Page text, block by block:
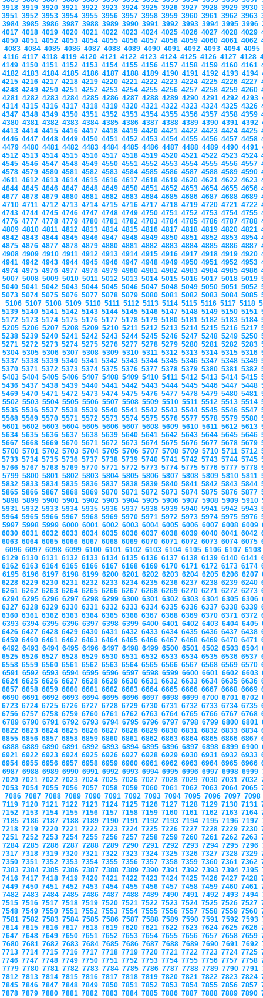
3918 3919 3920 3921 3922 3923 3924 3925 3926 3927 3928 3929 3930
3951 3952 3953 3954 3955 3956 3957 3958 3959 3960 3961 3962 3963
3984 3985 3986 3987 3988 3989 3990 3991 3992 3993 3994 3995 3996
4017 4018 4019 4020 4021 4022 4023 4024 4025 4026 4027 4028 4029
4050 4051 4052 4053 4054 4055 4056 4057 4058 4059 4060 4061 4062
4083 4084 4085 4086 4087 4088 4089 4090 4091 4092 4093 4094 4095
4116 4117 4118 4119 4120 4121 4122 4123 4124 4125 4126 4127 4128
4149 4150 4151 4152 4153 4154 4155 4156 4157 4158 4159 4160 4161
4182 4183 4184 4185 4186 4187 4188 4189 4190 4191 4192 4193 4194
4215 4216 4217 4218 4219 4220 4221 4222 4223 4224 4225 4226 4227
4248 4249 4250 4251 4252 4253 4254 4255 4256 4257 4258 4259 4260
4281 4282 4283 4284 4285 4286 4287 4288 4289 4290 4291 4292 4293
4314 4315 4316 4317 4318 4319 4320 4321 4322 4323 4324 4325 4326
4347 4348 4349 4350 4351 4352 4353 4354 4355 4356 4357 4358 4359
4380 4381 4382 4383 4384 4385 4386 4387 4388 4389 4390 4391 4392
4413 4414 4415 4416 4417 4418 4419 4420 4421 4422 4423 4424 4425
4446 4447 4448 4449 4450 4451 4452 4453 4454 4455 4456 4457 4458
4479 4480 4481 4482 4483 4484 4485 4486 4487 4488 4489 4490 4491
4512 4513 4514 4515 4516 4517 4518 4519 4520 4521 4522 4523 4524
4545 4546 4547 4548 4549 4550 4551 4552 4553 4554 4555 4556 4557
4578 4579 4580 4581 4582 4583 4584 4585 4586 4587 4588 4589 4590
4611 4612 4613 4614 4615 4616 4617 4618 4619 4620 4621 4622 4623
4644 4645 4646 4647 4648 4649 4650 4651 4652 4653 4654 4655 4656
4677 4678 4679 4680 4681 4682 4683 4684 4685 4686 4687 4688 4689
4710 4711 4712 4713 4714 4715 4716 4717 4718 4719 4720 4721 4722
4743 4744 4745 4746 4747 4748 4749 4750 4751 4752 4753 4754 4755
4776 4777 4778 4779 4780 4781 4782 4783 4784 4785 4786 4787 4788
4809 4810 4811 4812 4813 4814 4815 4816 4817 4818 4819 4820 4821
4842 4843 4844 4845 4846 4847 4848 4849 4850 4851 4852 4853 4854
4875 4876 4877 4878 4879 4880 4881 4882 4883 4884 4885 4886 4887
4908 4909 4910 4911 4912 4913 4914 4915 4916 4917 4918 4919 4920
4941 4942 4943 4944 4945 4946 4947 4948 4949 4950 4951 4952 4953
4974 4975 4976 4977 4978 4979 4980 4981 4982 4983 4984 4985 4986
5007 5008 5009 5010 5011 5012 5013 5014 5015 5016 5017 5018 5019
5040 5041 5042 5043 5044 5045 5046 5047 5048 5049 5050 5051 5052
5073 5074 5075 5076 5077 5078 5079 5080 5081 5082 5083 5084 5085
5106 5107 5108 5109 5110 5111 5112 5113 5114 5115 5116 5117 5118
5139 5140 5141 5142 5143 5144 5145 5146 5147 5148 5149 5150 5151
5172 5173 5174 5175 5176 5177 5178 5179 5180 5181 5182 5183 5184
5205 5206 5207 5208 5209 5210 5211 5212 5213 5214 5215 5216 5217
5238 5239 5240 5241 5242 5243 5244 5245 5246 5247 5248 5249 5250
5271 5272 5273 5274 5275 5276 5277 5278 5279 5280 5281 5282 5283
5304 5305 5306 5307 5308 5309 5310 5311 5312 5313 5314 5315 5316
5337 5338 5339 5340 5341 5342 5343 5344 5345 5346 5347 5348 5349
5370 5371 5372 5373 5374 5375 5376 5377 5378 5379 5380 5381 5382
5403 5404 5405 5406 5407 5408 5409 5410 5411 5412 5413 5414 5415
5436 5437 5438 5439 5440 5441 5442 5443 5444 5445 5446 5447 5448
5469 5470 5471 5472 5473 5474 5475 5476 5477 5478 5479 5480 5481
5502 5503 5504 5505 5506 5507 5508 5509 5510 5511 5512 5513 5514
5535 5536 5537 5538 5539 5540 5541 5542 5543 5544 5545 5546 5547
5568 5569 5570 5571 5572 5573 5574 5575 5576 5577 5578 5579 5580
5601 5602 5603 5604 5605 5606 5607 5608 5609 5610 5611 5612 5613
5634 5635 5636 5637 5638 5639 5640 5641 5642 5643 5644 5645 5646
5667 5668 5669 5670 5671 5672 5673 5674 5675 5676 5677 5678 5679
5700 5701 5702 5703 5704 5705 5706 5707 5708 5709 5710 5711 5712
5733 5734 5735 5736 5737 5738 5739 5740 5741 5742 5743 5744 5745
5766 5767 5768 5769 5770 5771 5772 5773 5774 5775 5776 5777 5778
5799 5800 5801 5802 5803 5804 5805 5806 5807 5808 5809 5810 5811
5832 5833 5834 5835 5836 5837 5838 5839 5840 5841 5842 5843 5844
5865 5866 5867 5868 5869 5870 5871 5872 5873 5874 5875 5876 5877
5898 5899 5900 5901 5902 5903 5904 5905 5906 5907 5908 5909 5910
5931 5932 5933 5934 5935 5936 5937 5938 5939 5940 5941 5942 5943
5964 5965 5966 5967 5968 5969 5970 5971 5972 5973 5974 5975 5976
5997 5998 5999 6000 6001 6002 6003 6004 6005 6006 6007 6008 6009
6030 6031 6032 6033 6034 6035 6036 6037 6038 6039 6040 6041 6042
6063 6064 6065 6066 6067 6068 6069 6070 6071 6072 6073 6074 6075
6096 6097 6098 6099 6100 6101 6102 6103 6104 6105 6106 6107
6129 6130 6131 6132 6133 6134 6135 6136 6137 6138 6139 6140 6141
6162 6163 6164 6165 6166 6167 6168 6169 6170 6171 6172 6173 6174
6195 6196 6197 6198 6199 6200 6201 6202 6203 6204 6205 6206 6207
6228 6229 6230 6231 6232 6233 6234 6235 6236 6237 6238 6239 6240
6261 6262 6263 6264 6265 6266 6267 6268 6269 6270 6271 6272 6273
6294 6295 6296 6297 6298 6299 6300 6301 6302 6303 6304 6305 6306
6327 6328 6329 6330 6331 6332 6333 6334 6335 6336 6337 6338 6339
6360 6361 6362 6363 6364 6365 6366 6367 6368 6369 6370 6371 6372
6393 6394 6395 6396 6397 6398 6399 6400 6401 6402 6403 6404 6405
6426 6427 6428 6429 6430 6431 6432 6433 6434 6435 6436 6437 6438
6459 6460 6461 6462 6463 6464 6465 6466 6467 6468 6469 6470 6471
6492 6493 6494 6495 6496 6497 6498 6499 6500 6501 6502 6503 6504
6525 6526 6527 6528 6529 6530 6531 6532 6533 6534 6535 6536 6537
6558 6559 6560 6561 6562 6563 6564 6565 6566 6567 6568 6569 6570
6591 6592 6593 6594 6595 6596 6597 6598 6599 6600 6601 6602 6603
6624 6625 6626 6627 6628 6629 6630 6631 6632 6633 6634 6635 6636
6657 6658 6659 6660 6661 6662 6663 6664 6665 6666 6667 6668 6669
6690 6691 6692 6693 6694 6695 6696 6697 6698 6699 6700 6701 6702
6723 6724 6725 6726 6727 6728 6729 6730 6731 6732 6733 6734 6735
6756 6757 6758 6759 6760 6761 6762 6763 6764 6765 6766 6767 6768
6789 6790 6791 6792 6793 6794 6795 6796 6797 6798 6799 6800 6801
6822 6823 6824 6825 6826 6827 6828 6829 6830 6831 6832 6833 6834
6855 6856 6857 6858 6859 6860 6861 6862 6863 6864 6865 6866 6867
6888 6889 6890 6891 6892 6893 6894 6895 6896 6897 6898 6899 6900
6921 6922 6923 6924 6925 6926 6927 6928 6929 6930 6931 6932 6933
6954 6955 6956 6957 6958 6959 6960 6961 6962 6963 6964 6965 6966
6987 6988 6989 6990 6991 6992 6993 6994 6995 6996 6997 6998 6999
7020 7021 7022 7023 7024 7025 7026 7027 7028 7029 7030 7031 7032
7053 7054 7055 7056 7057 7058 7059 7060 7061 7062 7063 7064 7065
7086 7087 7088 7089 7090 7091 7092 7093 7094 7095 7096 7097
7119 7120 7121 7122 7123 7124 7125 7126 7127 7128 7129 7130 7131
7152 7153 7154 7155 7156 7157 7158 7159 7160 7161 7162 7163 7164
7185 7186 7187 7188 7189 7190 7191 7192 7193 7194 7195 7196 7197
7218 7219 7220 7221 7222 7223 7224 7225 7226 7227 7228 7229 7230
7251 7252 7253 7254 7255 7256 7257 7258 7259 7260 7261 7262 7263
7284 7285 7286 7287 7288 7289 7290 7291 7292 7293 7294 7295 7296
7317 7318 7319 7320 7321 7322 7323 7324 7325 7326 7327 7328 7329
7350 7351 7352 7353 7354 7355 7356 7357 7358 7359 7360 7361 7362
7383 7384 7385 7386 7387 7388 7389 7390 7391 7392 7393 7394 7395
7416 7417 7418 7419 7420 7421 7422 7423 7424 7425 7426 7427 7428
7449 7450 7451 7452 7453 7454 7455 7456 7457 7458 7459 7460 7461
7482 7483 7484 7485 7486 7487 7488 7489 7490 7491 7492 7493 7494
7515 7516 7517 7518 7519 7520 7521 7522 7523 7524 7525 7526 7527
7548 7549 7550 7551 7552 7553 7554 7555 7556 7557 7558 7559 7560
7581 7582 7583 7584 7585 7586 7587 7588 7589 7590 7591 7592 7593
7614 7615 7616 7617 7618 7619 7620 7621 7622 7623 7624 7625 7626
7647 7648 7649 7650 7651 7652 7653 7654 7655 7656 7657 7658 7659
7680 7681 7682 7683 7684 7685 7686 7687 7688 7689 7690 7691 7692
7713 7714 7715 7716 7717 7718 7719 7720 7721 7722 7723 7724 7725
7746 7747 7748 7749 7750 7751 7752 7753 7754 7755 7756 7757 7758
7779 7780 7781 7782 7783 7784 7785 7786 7787 7788 7789 7790 7791
7812 7813 7814 7815 7816 7817 7818 7819 7820 7821 7822 7823 7824
7845 7846 7847 7848 7849 7850 7851 7852 7853 7854 7855 7856 7857
7878 7879 7880 7881 7882 7883 7884 7885 7886 7887 7888 7889 7890